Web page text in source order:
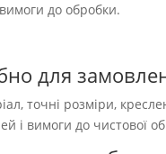
до обробки.
для
точні розміри,
і вимоги до чистової